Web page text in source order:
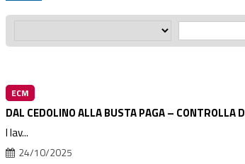
ECM
DAL CEDOLINO ALLA BUSTA PAGA –
I lav...
24/10/2025